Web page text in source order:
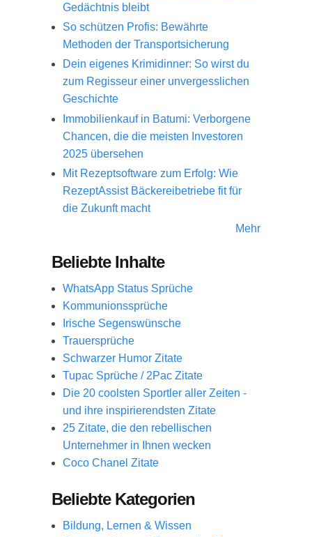
Gedächtnis bleibt
So schützen Profis: Bewährte
Methoden der Transportsicherung
Dein eigenes Krimidinner: So wirst du
zum Regisseur einer unvergesslichen
Geschichte
Immobilienkauf in Batumi: Verborgene
Chancen, die die meisten Investoren
2025 übersehen
Mit Rezeptsoftware zum Erfolg: Wie
RezeptAssist Bäckereibetriebe fit für
die Zukunft macht
Mehr
Beliebte Inhalte
WhatsApp Status Sprüche
Kommunionssprüche
Irische Segenswünsche
Trauersprüche
Schwarzer Humor Zitate
Tupac Sprüche / 2Pac Zitate
Die 20 coolsten Sportler aller Zeiten -
und ihre inspirierendsten Zitate
25 Zitate, die den rebellischen
Unternehmer in Ihnen wecken
Coco Chanel Zitate
Beliebte Kategorien
Bildung, Lernen & Wissen